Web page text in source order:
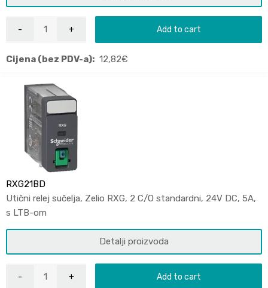
Add to cart
Cijena (bez PDV-a): 12,82€
RXG21BD
Utični relej sučelja, Zelio RXG, 2 C/O standardni, 24V DC, 5A,
s LTB-om
Detalji proizvoda
Add to cart